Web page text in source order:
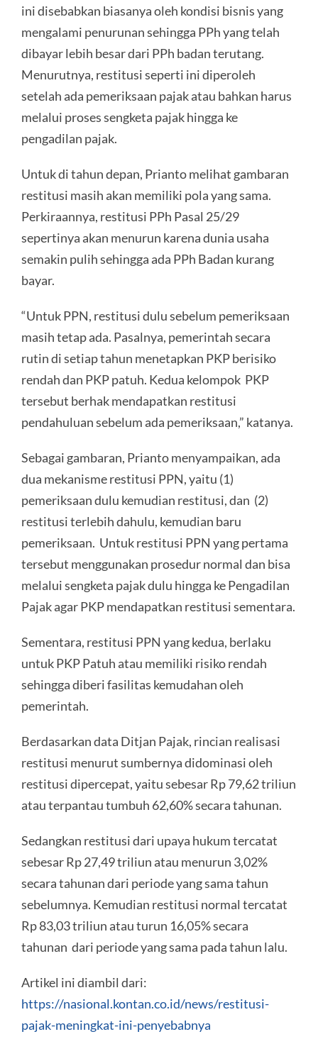
ini disebabkan biasanya oleh kondisi bisnis yang
mengalami penurunan sehingga PPh yang telah
dibayar lebih besar dari PPh badan terutang.
Menurutnya, restitusi seperti ini diperoleh
setelah ada pemeriksaan pajak atau bahkan harus
melalui proses sengketa pajak hingga ke
pengadilan pajak.
Untuk di tahun depan, Prianto melihat gambaran
restitusi masih akan memiliki pola yang sama.
Perkiraannya, restitusi PPh Pasal 25/29
sepertinya akan menurun karena dunia usaha
semakin pulih sehingga ada PPh Badan kurang
bayar.
“Untuk PPN, restitusi dulu sebelum pemeriksaan
masih tetap ada. Pasalnya, pemerintah secara
rutin di setiap tahun menetapkan PKP berisiko
rendah dan PKP patuh. Kedua kelompok PKP
tersebut berhak mendapatkan restitusi
pendahuluan sebelum ada pemeriksaan,” katanya.
Sebagai gambaran, Prianto menyampaikan, ada
dua mekanisme restitusi PPN, yaitu (1)
pemeriksaan dulu kemudian restitusi, dan (2)
restitusi terlebih dahulu, kemudian baru
pemeriksaan. Untuk restitusi PPN yang pertama
tersebut menggunakan prosedur normal dan bisa
melalui sengketa pajak dulu hingga ke Pengadilan
Pajak agar PKP mendapatkan restitusi sementara.
Sementara, restitusi PPN yang kedua, berlaku
untuk PKP Patuh atau memiliki risiko rendah
sehingga diberi fasilitas kemudahan oleh
pemerintah.
Berdasarkan data Ditjan Pajak, rincian realisasi
restitusi menurut sumbernya didominasi oleh
restitusi dipercepat, yaitu sebesar Rp 79,62 triliun
atau terpantau tumbuh 62,60% secara tahunan.
Sedangkan restitusi dari upaya hukum tercatat
sebesar Rp 27,49 triliun atau menurun 3,02%
secara tahunan dari periode yang sama tahun
sebelumnya. Kemudian restitusi normal tercatat
Rp 83,03 triliun atau turun 16,05% secara
tahunan dari periode yang sama pada tahun lalu.
Artikel ini diambil dari:
https://nasional.kontan.co.id/news/restitusi-
pajak-meningkat-ini-penyebabnya